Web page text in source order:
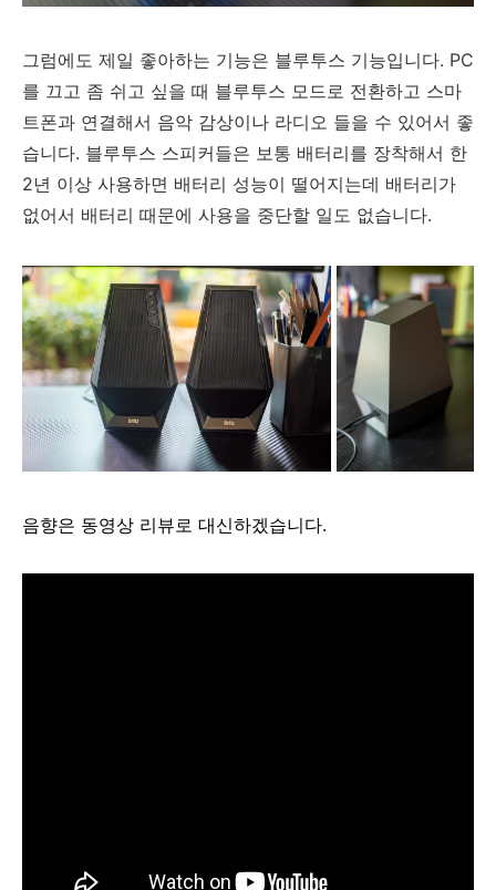
그럼에도 제일 좋아하는 기능은 블루투스 기능입니다. PC
를 끄고 좀 쉬고 싶을 때 블루투스 모드로 전환하고 스마
트폰과 연결해서 음악 감상이나 라디오 들을 수 있어서 좋
습니다. 블루투스 스피커들은 보통 배터리를 장착해서 한
2년 이상 사용하면 배터리 성능이 떨어지는데 배터리가
없어서 배터리 때문에 사용을 중단할 일도 없습니다.
음향은 동영상 리뷰로 대신하겠습니다.